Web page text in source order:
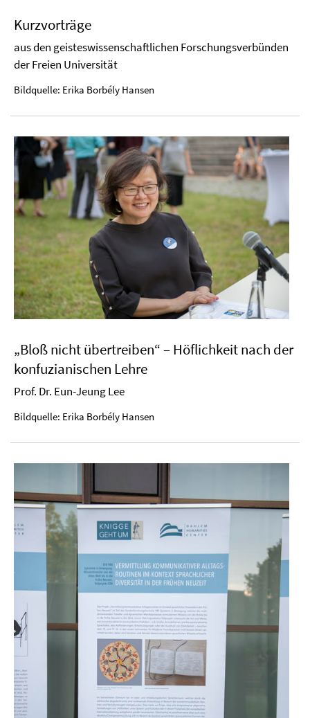
Kurzvorträge
aus den geisteswissenschaftlichen Forschungsverbünden
der Freien Universität
Bildquelle: Erika Borbély Hansen
„Bloß nicht übertreiben“ – Höflichkeit nach der
konfuzianischen Lehre
Prof. Dr. Eun-Jeung Lee
Bildquelle: Erika Borbély Hansen